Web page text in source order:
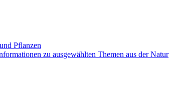
Pflanzen
zu ausgewählten Themen aus der Natur